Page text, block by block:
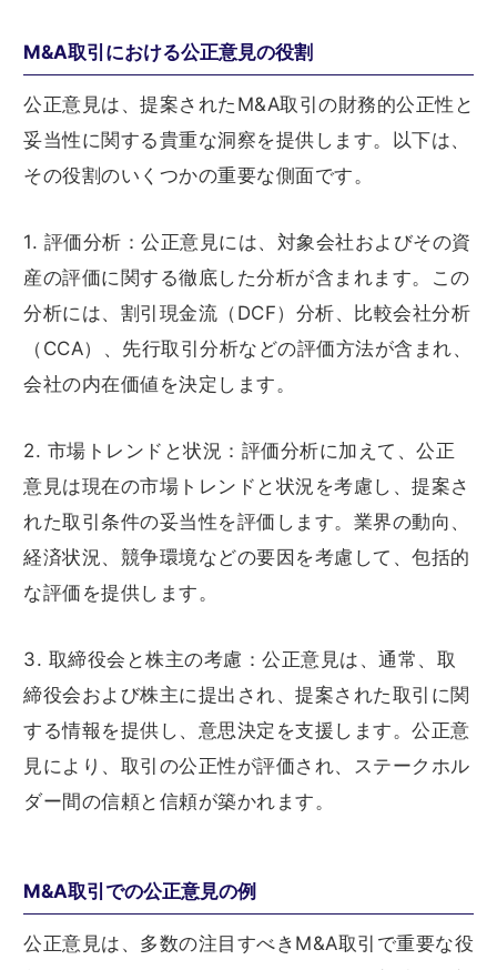
M&A取引における公正意見の役割
公正意見は、提案されたM&A取引の財務的公正性と
妥当性に関する貴重な洞察を提供します。以下は、
その役割のいくつかの重要な側面です。
1. 評価分析：公正意見には、対象会社およびその資
産の評価に関する徹底した分析が含まれます。この
分析には、割引現金流（DCF）分析、比較会社分析
（CCA）、先行取引分析などの評価方法が含まれ、
会社の内在価値を決定します。
2. 市場トレンドと状況：評価分析に加えて、公正
意見は現在の市場トレンドと状況を考慮し、提案さ
れた取引条件の妥当性を評価します。業界の動向、
経済状況、競争環境などの要因を考慮して、包括的
な評価を提供します。
3. 取締役会と株主の考慮：公正意見は、通常、取
締役会および株主に提出され、提案された取引に関
する情報を提供し、意思決定を支援します。公正意
見により、取引の公正性が評価され、ステークホル
ダー間の信頼と信頼が築かれます。
M&A取引での公正意見の例
公正意見は、多数の注目すべきM&A取引で重要な役